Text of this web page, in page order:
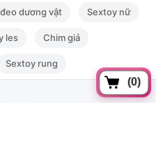
(0)
dương vật Sextoy nữ
les Chim giả
Sextoy rung